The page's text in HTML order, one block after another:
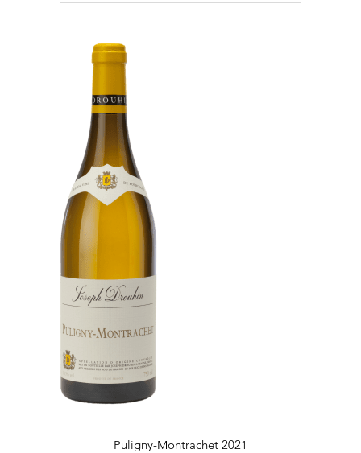
Puligny-Montrachet 2021